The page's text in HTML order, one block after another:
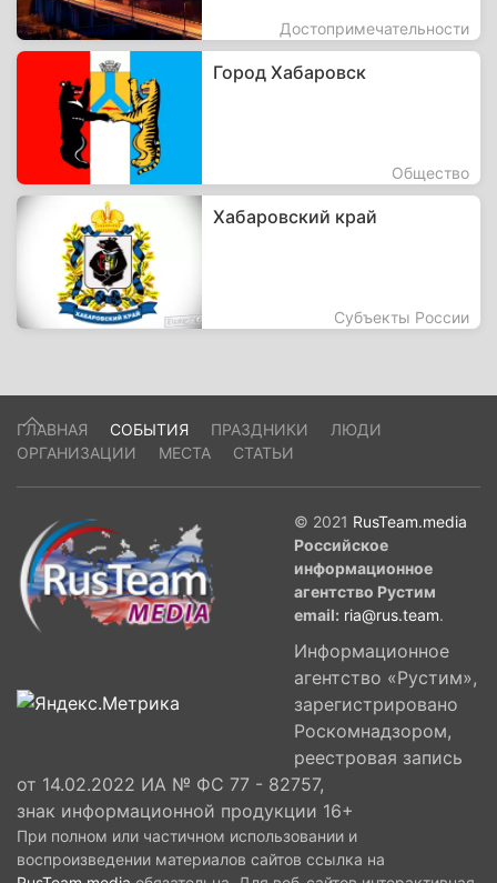
Достопримечательности
Город Хабаровск
Общество
Хабаровский край
Субъекты России
ГЛАВНАЯ СОБЫТИЯ ПРАЗДНИКИ
ЛЮДИ
ОРГАНИЗАЦИИ
МЕСТА СТАТЬИ
© 2021 RusTeam.media
Российское
информационное
агентство Рустим
email: ria@rus.team.
Информационное
агентство «Рустим»,
зарегистрировано
Роскомнадзором,
реестровая запись
от 14.02.2022 ИА № ФС 77 - 82757,
знак информационной продукции 16+
При полном или частичном использовании и
воспроизведении материалов сайтов ссылка на